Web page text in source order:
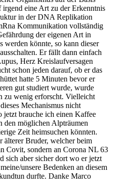
eine Art zu der Erkenntnis
in der DNA Replikation
Kommunikation vollständig
der eigenen Art in
werden könnte, so kann dieser
Er fällt dann einfach
Herz Kreislaufversagen
schon jeden darauf, ob er das
hatte 5 Minuten bevor er
gut studiert wurde, wurde
zu wenig erforscht. Vielleicht
Mechanismus nicht
brauche ich einen Kaffee
den möglichen Alpträumen
Zeit heimsuchen könnten.
älterer Bruder, welcher beim
Covit, sondern an Corona NL 63
sich aber sicher dort wo er jetzt
unsere Bedenken an diesem
durfte. Danke Marco